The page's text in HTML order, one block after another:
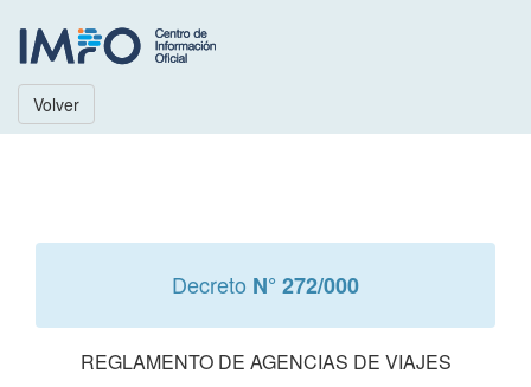
Volver
Decreto N° 272/000
REGLAMENTO DE AGENCIAS DE VIAJES